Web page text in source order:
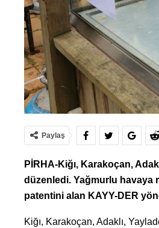
Paylaş
PİRHA-Kiğı, Karakoçan,
düzenledi. Yağmurlu
patentini alan KAYY-DER
Kiğı, Karakoçan, Adaklı,